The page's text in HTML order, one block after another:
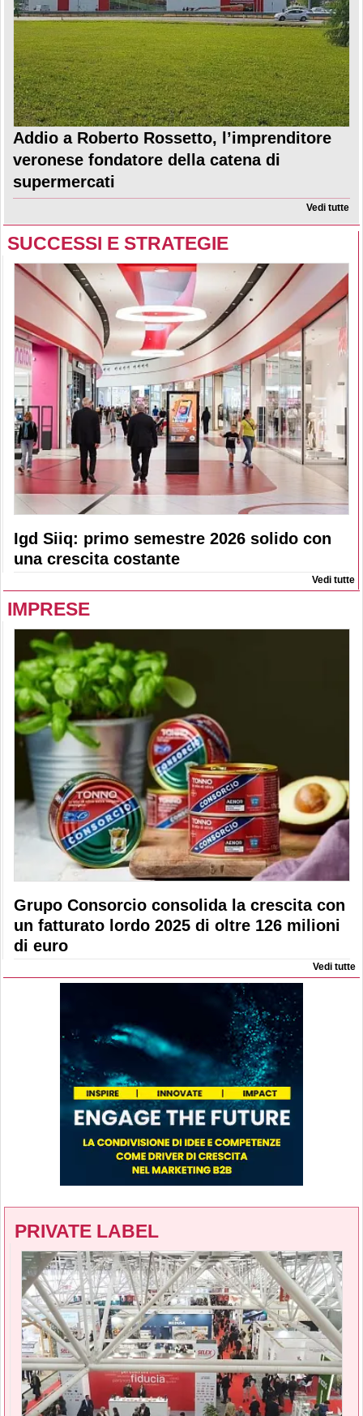
Addio a Roberto Rossetto, l’imprenditore
veronese fondatore della catena di
supermercati
Vedi tutte
SUCCESSI E STRATEGIE
Igd Siiq: primo semestre 2026 solido con
una crescita costante
Vedi tutte
IMPRESE
Grupo Consorcio consolida la crescita con
un fatturato lordo 2025 di oltre 126 milioni
di euro
Vedi tutte
PRIVATE LABEL